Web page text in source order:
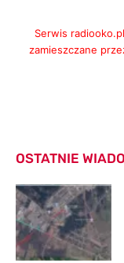
Serwis
zamieszczane
OSTATNIE